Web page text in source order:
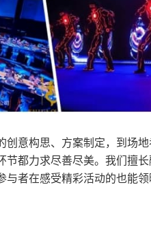
意构思、方案制定，到场
都力求尽善尽美。我们擅
者在感受精彩活动的也能领